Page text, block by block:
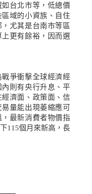
台北市等，低總價
域的小資族、自住
尤其是台南市等區
更有餘裕，因而選
爭衝擊全球經濟經
則有央行升息、平
濟面、政策面、信
量能出現萎縮應可
最新消費者物價指
115個月來新高，長